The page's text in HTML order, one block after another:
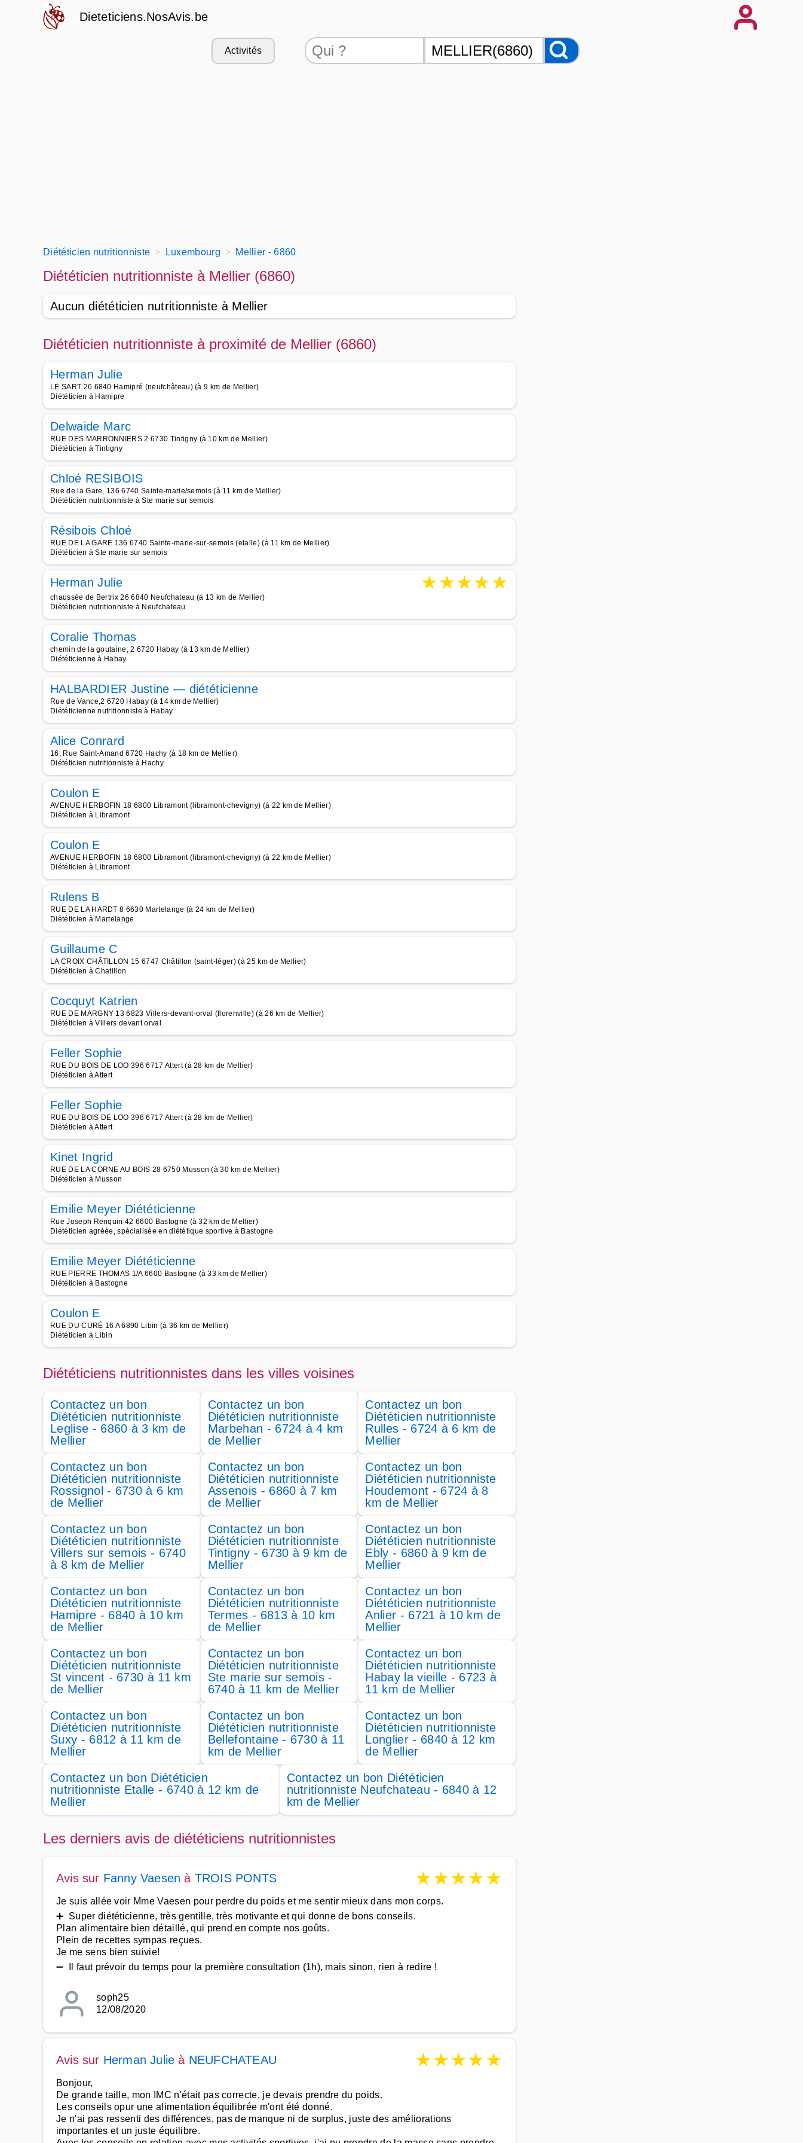
Dieteticiens.NosAvis.be
Activités
Diététicien nutritionniste Luxembourg Mellier - 6860
Diététicien nutritionniste à Mellier (6860)
Aucun diététicien nutritionniste à Mellier
Diététicien nutritionniste à proximité de Mellier (6860)
Herman Julie
LE SART 26 6840 Hamipré (neufchâteau) (à 9 km de Mellier)
Diététicien à Hamipre
Delwaide Marc
RUE DES MARRONNIERS 2 6730 Tintigny (à 10 km de Mellier)
Diététicien à Tintigny
Chloé RESIBOIS
Rue de la Gare, 136 6740 Sainte-marie/semois (à 11 km de Mellier)
Diététicien nutritionniste à Ste marie sur semois
Résibois Chloé
RUE DE LA GARE 136 6740 Sainte-marie-sur-semois (etalle) (à 11 km de Mellier)
Diététicien à Ste marie sur semois
Herman Julie ★★★★★
chaussée de Bertrix 26 6840 Neufchateau (à 13 km de Mellier)
Diététicien nutritionniste à Neufchateau
Coralie Thomas
chemin de la goutaine, 2 6720 Habay (à 13 km de Mellier)
Diététicienne à Habay
HALBARDIER Justine — diététicienne
Rue de Vance,2 6720 Habay (à 14 km de Mellier)
Diététicienne nutritionniste à Habay
Alice Conrard
16, Rue Saint-Amand 6720 Hachy (à 18 km de Mellier)
Diététicien nutritionniste à Hachy
Coulon E
AVENUE HERBOFIN 18 6800 Libramont (libramont-chevigny) (à 22 km de Mellier)
Diététicien à Libramont
Coulon E
AVENUE HERBOFIN 18 6800 Libramont (libramont-chevigny) (à 22 km de Mellier)
Diététicien à Libramont
Rulens B
RUE DE LA HARDT 8 6630 Martelange (à 24 km de Mellier)
Diététicien à Martelange
Guillaume C
LA CROIX CHÂTILLON 15 6747 Châtillon (saint-léger) (à 25 km de Mellier)
Diététicien à Chatillon
Cocquyt Katrien
RUE DE MARGNY 13 6823 Villers-devant-orval (florenville) (à 26 km de Mellier)
Diététicien à Villers devant orval
Feller Sophie
RUE DU BOIS DE LOO 396 6717 Attert (à 28 km de Mellier)
Diététicien à Attert
Feller Sophie
RUE DU BOIS DE LOO 396 6717 Attert (à 28 km de Mellier)
Diététicien à Attert
Kinet Ingrid
RUE DE LA CORNE AU BOIS 28 6750 Musson (à 30 km de Mellier)
Diététicien à Musson
Emilie Meyer Diététicienne
Rue Joseph Renquin 42 6600 Bastogne (à 32 km de Mellier)
Diététicien agréée, spécialisée en diététique sportive à Bastogne
Emilie Meyer Diététicienne
RUE PIERRE THOMAS 1/A 6600 Bastogne (à 33 km de Mellier)
Diététicien à Bastogne
Coulon E
RUE DU CURÉ 16 A 6890 Libin (à 36 km de Mellier)
Diététicien à Libin
Diététiciens nutritionnistes dans les villes voisines
Contactez un bon
Diététicien nutritionniste
Leglise - 6860 à 3 km de
Mellier
Contactez un bon
Diététicien nutritionniste
Marbehan - 6724 à 4 km
de Mellier
Contactez un bon
Diététicien nutritionniste
Rulles - 6724 à 6 km de
Mellier
Contactez un bon
Diététicien nutritionniste
Rossignol - 6730 à 6 km
de Mellier
Contactez un bon
Diététicien nutritionniste
Assenois - 6860 à 7 km
de Mellier
Contactez un bon
Diététicien nutritionniste
Houdemont - 6724 à 8
km de Mellier
Contactez un bon
Diététicien nutritionniste
Villers sur semois - 6740
à 8 km de Mellier
Contactez un bon
Diététicien nutritionniste
Tintigny - 6730 à 9 km de
Mellier
Contactez un bon
Diététicien nutritionniste
Ebly - 6860 à 9 km de
Mellier
Contactez un bon
Diététicien nutritionniste
Hamipre - 6840 à 10 km
de Mellier
Contactez un bon
Diététicien nutritionniste
Termes - 6813 à 10 km
de Mellier
Contactez un bon
Diététicien nutritionniste
Anlier - 6721 à 10 km de
Mellier
Contactez un bon
Diététicien nutritionniste
St vincent - 6730 à 11 km
de Mellier
Contactez un bon
Diététicien nutritionniste
Ste marie sur semois -
6740 à 11 km de Mellier
Contactez un bon
Diététicien nutritionniste
Habay la vieille - 6723 à
11 km de Mellier
Contactez un bon
Diététicien nutritionniste
Suxy - 6812 à 11 km de
Mellier
Contactez un bon
Diététicien nutritionniste
Bellefontaine - 6730 à 11
km de Mellier
Contactez un bon
Diététicien nutritionniste
Longlier - 6840 à 12 km
de Mellier
Contactez un bon Diététicien
nutritionniste Etalle - 6740 à 12 km de
Mellier
Contactez un bon Diététicien
nutritionniste Neufchateau - 6840 à 12
km de Mellier
Les derniers avis de diététiciens nutritionnistes
Avis sur Fanny Vaesen à TROIS PONTS ★★★★★
Je suis allée voir Mme Vaesen pour perdre du poids et me sentir mieux dans mon corps.
➕ Super diététicienne, très gentille, très motivante et qui donne de bons conseils.
Plan alimentaire bien détaillé, qui prend en compte nos goûts.
Plein de recettes sympas reçues.
Je me sens bien suivie!
➖ Il faut prévoir du temps pour la première consultation (1h), mais sinon, rien à redire !
soph25
12/08/2020
Avis sur Herman Julie à NEUFCHATEAU ★★★★★
Bonjour,
De grande taille, mon IMC n'était pas correcte, je devais prendre du poids.
Les conseils opur une alimentation équilibrée m'ont été donné.
Je n'ai pas ressenti des différences, pas de manque ni de surplus, juste des améliorations
importantes et un juste équilibre.